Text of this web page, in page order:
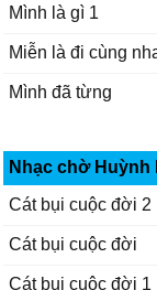
Mình là gì 1
Miễn là đi cùng
Mình đã từng
Nhạc chờ Huỳnh
Cát bụi cuộc đời 2
Cát bụi cuộc đời
Cát bụi cuộc đời 1